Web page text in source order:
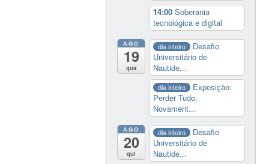
14:00Soberania
tecnológica e digital
AGO
19
qua
dia inteiro
Desafio
Universitário de
Nautide...
dia inteiro
Exposição:
Perder Tudo.
Novament...
AGO
20
qui
dia inteiro
Desafio
Universitário de
Nautide...